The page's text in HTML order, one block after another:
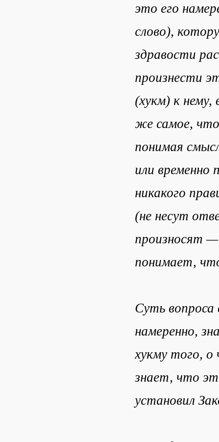
это его
слово),
здравости
произнести
(хукм) к нему,
же самое,
понимая
или временно
никакого
(не несут
произносят —
понимает,
Суть
намеренно,
хукму того, о
знает, что
установил